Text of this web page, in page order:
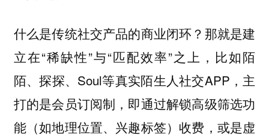
什么是传统社交产品的商业闭环？那就是建
立在“稀缺性”与“匹配效率”之上，比如陌
陌、探探、Soul等真实陌生人社交APP，主
打的是会员订阅制，即通过解锁高级筛选功
能（如地理位置、兴趣标签）收费，或是虚